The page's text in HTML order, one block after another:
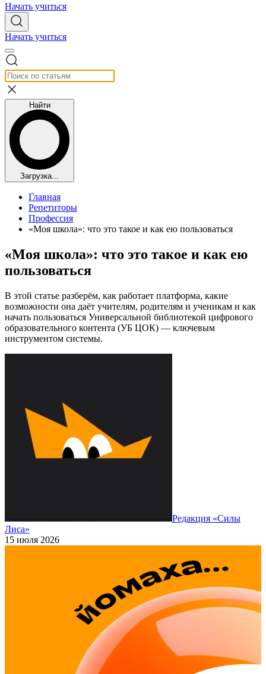
Начать учиться
Начать учиться
Найти
Загрузка...
Главная
Репетиторы
Профессия
«Моя школа»: что это такое и как ею пользоваться
«Моя школа»: что это такое и как ею
пользоваться
В этой статье разберём, как работает платформа, какие
возможности она даёт учителям, родителям и ученикам и как
начать пользоваться Универсальной библиотекой цифрового
образовательного контента (УБ ЦОК) — ключевым
инструментом системы.
Редакция «Силы
Лиса»
15 июля 2026